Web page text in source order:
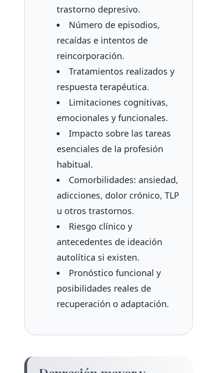
trastorno depresivo.
Número de episodios,
recaídas e intentos de
reincorporación.
Tratamientos realizados y
respuesta terapéutica.
Limitaciones cognitivas,
emocionales y funcionales.
Impacto sobre las tareas
esenciales de la profesión
habitual.
Comorbilidades: ansiedad,
adicciones, dolor crónico, TLP
u otros trastornos.
Riesgo clínico y
antecedentes de ideación
autolítica si existen.
Pronóstico funcional y
posibilidades reales de
recuperación o adaptación.